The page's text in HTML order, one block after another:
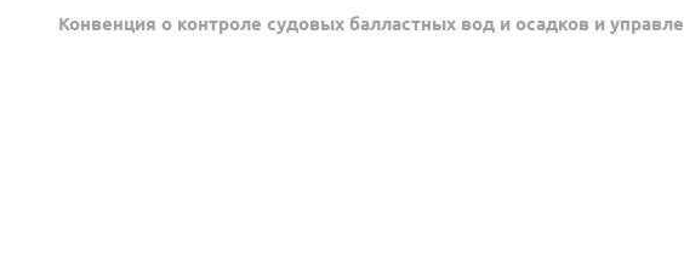
Конвенция о контроле судовых балластных вод и осадков и